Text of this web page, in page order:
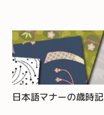
日本語マナーの歳時記